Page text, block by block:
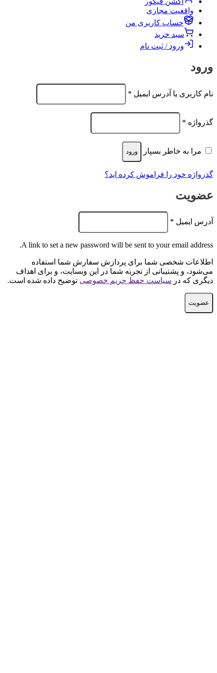
واقعیت مجازی
حساب کاربری من
سبد خرید
ورود / ثبت نام
ورود
نام کاربری یا آدرس ایمیل *
الزامی
گذرواژه *
الزامی
مرا به خاطر بسپار ورود
گذرواژه خود را فراموش کرده اید؟
عضویت
آدرس ایمیل *
الزامی
A link to set a new password will be sent to your email address.
اطلاعات شخصی شما برای پردازش سفارش شما استفاده
می‌شود، و پشتیبانی از تجربه شما در این وبسایت، و برای اهداف
دیگری که در سیاست حفظ حریم خصوصی توضیح داده شده است.
عضویت